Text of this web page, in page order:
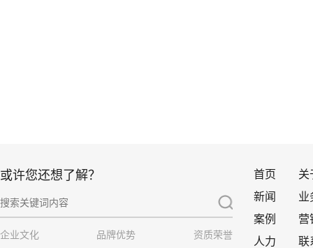
或许您还想了解？
企业文化 品牌优势 资质荣誉
首页
关
新闻
业
案例
营
人力
联